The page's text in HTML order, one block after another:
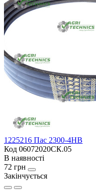
1225216 Пас 2300-4HB
Код 06072020СК.05
В наявності
72 грн
Закінчується